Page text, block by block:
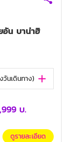
อัน บาน่าฮิ
วันเดินทาง)
บ.
ดูรายละเอียด